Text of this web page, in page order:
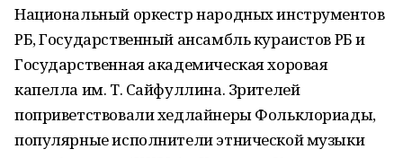
Национальный оркестр народных инструментов
РБ, Государственный ансамбль кураистов РБ и
Государственная академическая хоровая
капелла им. Т. Сайфуллина. Зрителей
поприветствовали хедлайнеры Фольклориады,
популярные исполнители этнической музыки